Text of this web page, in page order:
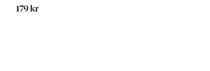
179 kr